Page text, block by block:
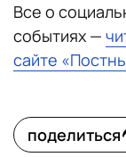
Все о
событиях —
сайте
поделиться